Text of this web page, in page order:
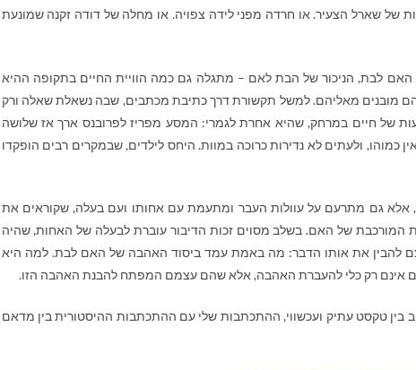
שארל הצעיר. או חרדה מפני לידה צפויה. או מחלה של דודה זקנה שמונעת
לבת, הניכור של הבת לאם – מתגלה גם כמה הוויית החיים בתקופה ההיא
הם מובנים מאליהם. למשל תקשורת דרך כתיבת מכתבים, שבה נשאלת שאלה ורק
של חיים במרחק, שהיא אחרת לגמרי: המסע מפריז לפרובנס ארך אז שלושה
כמוהו, ולעתים לא נדירות כרוכה במוות. היחס לילדים, שבמקרים רבים הופקדו
אלא גם מתרעם על עוולות העבר ומתעמת עם אחותו ועם בעלה, שקוראים את
המורכבת של האם. בשלב מסוים זכות הדיבור עוברת לבעלה של האחות, שהיה
להבין את אותו הדבר: מה באמת עמד ביסוד האהבה של האם לבת. למה היא
אינם רק כלי להעברת האהבה, אלא שהם עצמם המפתח להבנת האהבה הזו.
בין טקסט עתיק ועכשווי, ההתכתבות שלי עם ההתכתבות ההיסטורית בין מדאם